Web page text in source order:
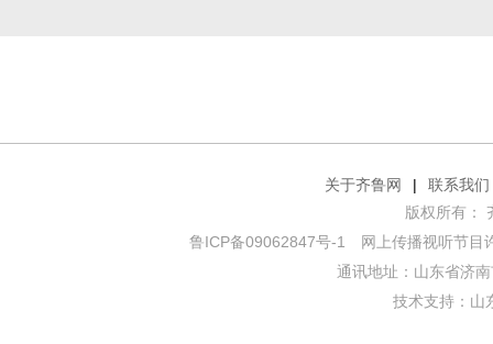
关于齐鲁网 |
联系我们
版权所有：
鲁ICP备09062847号-1
网上传播视听节目
通讯地址：山东省济
技术支持： 山